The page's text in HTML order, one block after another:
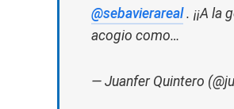
@sebavierareal. ¡¡A la
acogio como…
— Juanfer Quintero